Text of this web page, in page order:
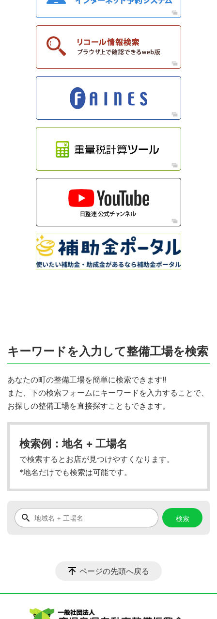
キーワードを入力して整備工場を検索
あなたの町の整備工場を簡単に検索できます!!
また、下の検索フォームにキーワードを入力することで、
お探しの整備工場を直接探すこともできます。
検索例：地名 + 工場名
で検索するとお店が見つけやすくなります。
*地名だけでも検索は可能です。
ページの先頭へ戻る